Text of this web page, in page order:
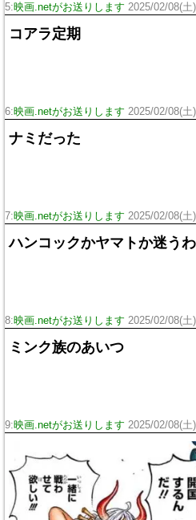
5:映画.netがお送りします 2025/02/08(
コアラ定期
6:映画.netがお送りします 2025/02/08(
ナミだった
7:映画.netがお送りします 2025/02/08(
ハンコックかヤマトか迷うわ
8:映画.netがお送りします 2025/02/08(
ミンク族のあいつ
9:映画.netがお送りします 2025/02/08(